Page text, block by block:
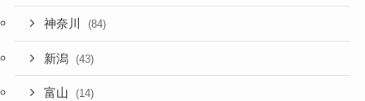
神奈川 (84)
新潟 (43)
富山 (14)